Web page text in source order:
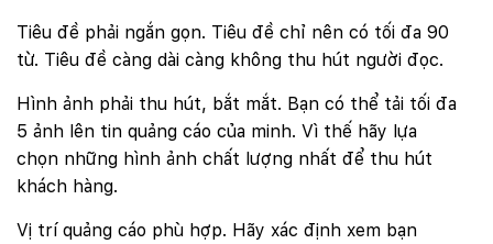
Tiêu đề phải ngắn gọn. Tiêu đề chỉ nên có tối đa 90
từ. Tiêu đề càng dài càng không thu hút người đọc.
Hình ảnh phải thu hút, bắt mắt. Bạn có thể tải tối đa
5 ảnh lên tin quảng cáo của minh. Vì thế hãy lựa
chọn những hình ảnh chất lượng nhất để thu hút
khách hàng.
Vị trí quảng cáo phù hợp. Hãy xác định xem bạn